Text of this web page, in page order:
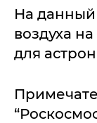
На данный
воздуха
для